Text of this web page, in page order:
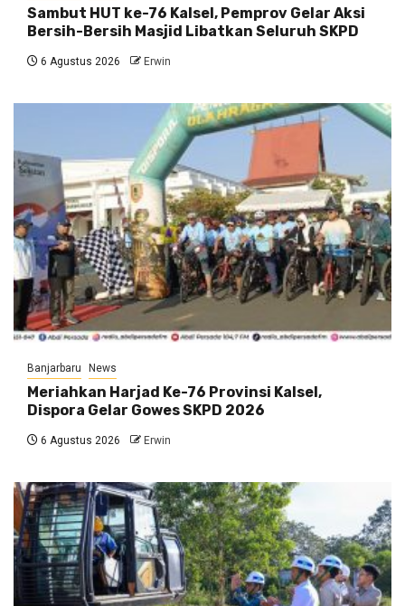
Sambut HUT ke-76 Kalsel, Pemprov Gelar Aksi
Bersih-Bersih Masjid Libatkan Seluruh SKPD
6 Agustus 2026 Erwin
Banjarbaru News
Meriahkan Harjad Ke-76 Provinsi Kalsel,
Dispora Gelar Gowes SKPD 2026
6 Agustus 2026 Erwin